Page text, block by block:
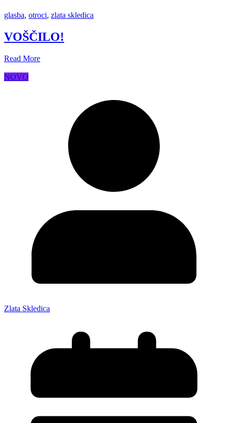
glasba, otroci, zlata skledica
VOŠČILO!
Read More
NOVO
Zlata Skledica